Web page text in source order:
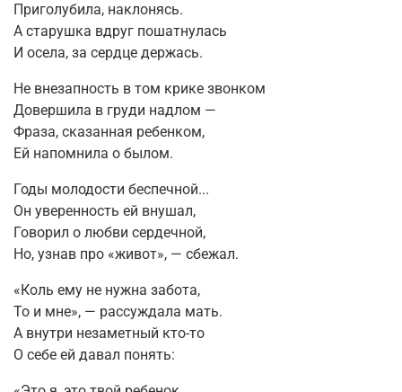
Приголубила, наклонясь.
А старушка вдруг пошатнулась
И осела, за сердце держась.
Не внезапность в том крике звонком
Довершила в груди надлом —
Фраза, сказанная ребенком,
Ей напомнила о былом.
Годы молодости беспечной...
Он уверенность ей внушал,
Говорил о любви сердечной,
Но, узнав про «живот», — сбежал.
«Коль ему не нужна забота,
То и мне», — рассуждала мать.
А внутри незаметный кто-то
О себе ей давал понять: